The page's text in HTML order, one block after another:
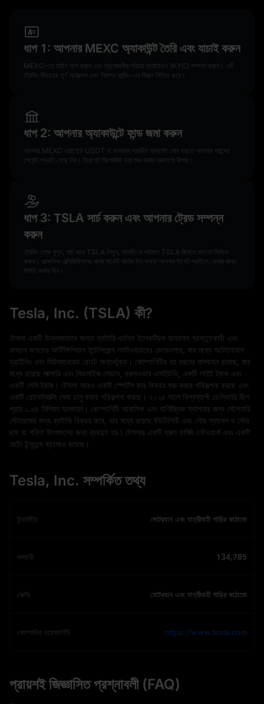
ধাপ 1: আপনার MEXC অ্যাকাউন্ট তৈরি এবং যাচাই করুন
MEXC-তে সাইন আপ করুন এবং প্রয়োজনীয় পরিচয় যাচাইকরণ (KYC) সম্পন্ন করুন। এটি
ট্রেডিং ফিচারের পূর্ণ অ্যাক্সেস এবং নিরাপদ ফান্ডিং-এর বিকল্প নিশ্চিত করে।
ধাপ 2: আপনার অ্যাকাউন্টে ফান্ড জমা করুন
আপনার MEXC ওয়ালেটে USDT বা অন্যান্য সমর্থিত অ্যাসেট যোগ করতে আপনার পছন্দের
পেমেন্ট পদ্ধতি বেছে নিন। ক্রিপ্টো ডিপোজিট করা শুরু করার দ্রুততম উপায়।
ধাপ 3: TSLA সার্চ করুন এবং আপনার ট্রেড সম্পন্ন
করুন
ট্রেডিং পেজ খুলুন, সার্চ বারে TSLA লিখুন, আপনি যে পরিমাণ TSLA কিনতে চান তা নির্বাচন
করুন। তাত্ক্ষণিক এক্সিকিউশনের জন্য মার্কেট অর্ডার দিন অথবা আপনার টার্গেট প্রাইসে কেনার জন্য
লিমিট অর্ডার দিন।
Tesla, Inc. (TSLA) কী?
টেসলা একটি উল্লম্বভাবে সংহত ব্যাটারি-চালিত ইলেকট্রিক যানবাহন প্রস্তুতকারী এবং
বাস্তব জগতের আর্টিফিশিয়াল ইন্টেলিজেন্স সফটওয়্যারের ডেভেলপার, যার মধ্যে অটোনোমাস
ড্রাইভিং এবং হিউম্যানয়েড রোবট অন্তর্ভুক্ত। কোম্পানিটির বহু ধরনের যানবাহন রয়েছে, যার
মধ্যে রয়েছে লাক্সারি এবং মিডসাইজ সেডান, ক্রসওভার এসইউভি, একটি লাইট ট্রাক এবং
একটি সেমি ট্রাক। টেসলা আরও একটি স্পোর্টস কার বিক্রয় শুরু করার পরিকল্পনা করছে এবং
একটি রোবোট্যাক্সি সেবা চালু করার পরিকল্পনা করছে। ২০২৫ সালে বিশ্বব্যাপী ডেলিভারি ছিল
প্রায় ১.৬৪ মিলিয়ন যানবাহন। কোম্পানিটি আবাসিক এবং বাণিজ্যিক স্থাপনার জন্য স্টেশনারি
স্টোরেজের জন্য ব্যাটারি বিক্রয় করে, যার মধ্যে রয়েছে ইউটিলিটি এবং সৌর প্যানেল ও সৌর
ছাদ যা শক্তি উৎপাদনের জন্য ব্যবহৃত হয়। টেসলার একটি দ্রুত চার্জিং নেটওয়ার্ক এবং একটি
অটো ইন্সুরেন্স ব্যবসাও রয়েছে।
Tesla, Inc. সম্পর্কিত তথ্য
ইন্ডাস্ট্রি মোটরযান এবং যাত্রীবাহী গাড়ির কাঠামো
কর্মচারী 134,785
সেক্টর মোটরযান এবং যাত্রীবাহী গাড়ির কাঠামো
কোম্পানির ওয়েবসাইট https://www.tesla.com
প্রায়শই জিজ্ঞাসিত প্রশ্নাবলী (FAQ)